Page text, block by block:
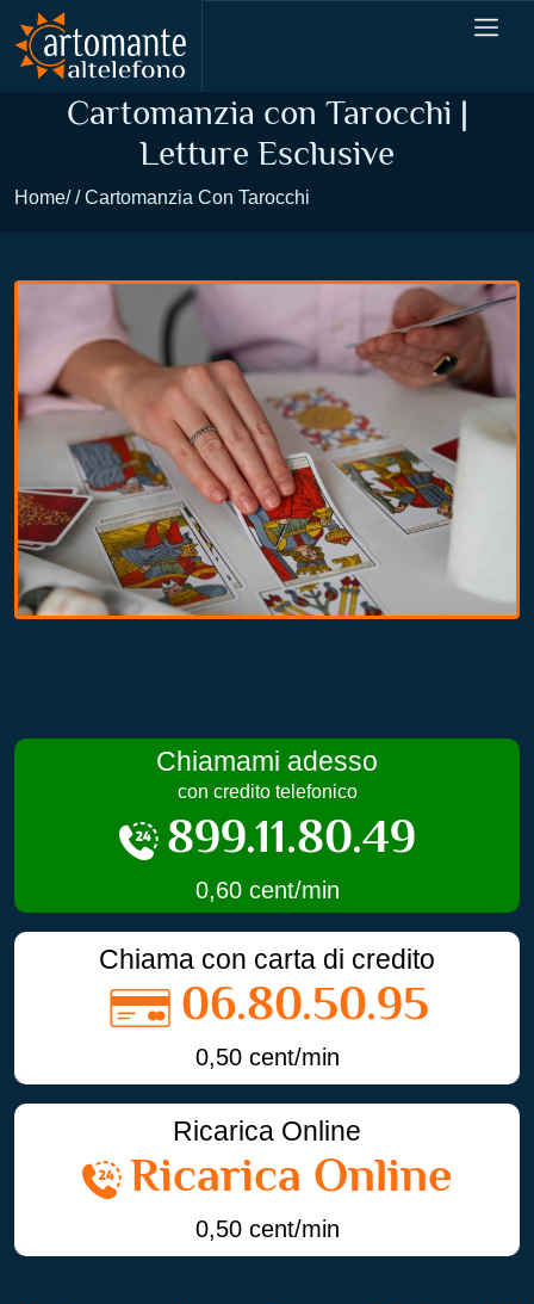
Cartomanzia con Tarocchi |
Letture Esclusive
Home Cartomanzia Con Tarocchi
Chiamami adesso
con credito telefonico
899.11.80.49
0,60 cent/min
Chiama con carta di credito
06.80.50.95
0,50 cent/min
Ricarica Online
Ricarica Online
0,50 cent/min